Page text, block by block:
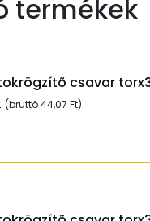
termékek
csavar
(bruttó44,07 Ft)